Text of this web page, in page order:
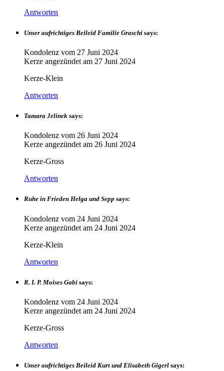
Antworten
Unser aufrichtiges Beileid Familie Graschi says:
Kondolenz vom 27 Juni 2024
Kerze angezündet am 27 Juni 2024
Kerze-Klein
Antworten
Tamara Jelinek says:
Kondolenz vom 26 Juni 2024
Kerze angezündet am 26 Juni 2024
Kerze-Gross
Antworten
Ruhe in Frieden Helga und Sepp says:
Kondolenz vom 24 Juni 2024
Kerze angezündet am 24 Juni 2024
Kerze-Klein
Antworten
R. I. P. Moises Gabi says:
Kondolenz vom 24 Juni 2024
Kerze angezündet am 24 Juni 2024
Kerze-Gross
Antworten
Unser aufrichtiges Beileid Kurt und Elisabeth Gigerl says: